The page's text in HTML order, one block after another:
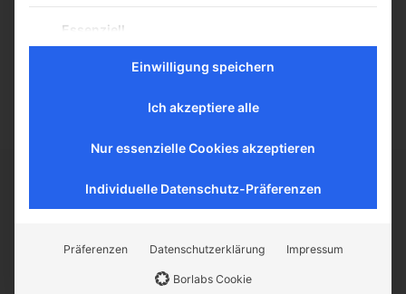
gegeben. Umso mehr kann es...
CATHWALK.DE
Der Cathwalk ist ein Herzensanliegen von
traditionellen Katholiken, um den Glauben zu
Es folgt eine Liste der Service-Gruppen, für die eine
Essenziell
Essenzielle Services ermöglichen grundlegende Funktionen
und sind für das ordnungsgemäße Funktionieren der
Website umgehen.
Inhalte von Videoplattformen und Social-Media-Plattformen
werden standardmäßig blockiert. Wenn externe Services
Einwilligung speichern
Ich akzeptiere alle
Nur essenzielle Cookies akzeptieren
Individuelle Datenschutz-Präferenzen
Präferenzen Datenschutzerklärung Impressum
Borlabs Cookie